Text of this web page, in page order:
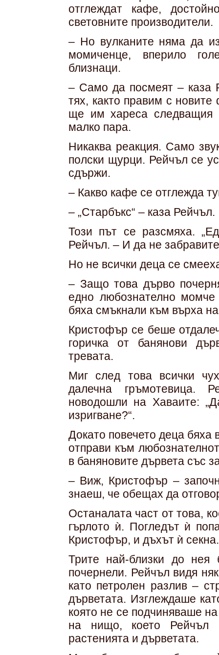
отглеждат кафе,
световните производители.
– Но вулканите няма да
момиченце, вперило
близнаци.
– Само да посмеят – каза
тях, както правим с
ще им хареса следващия
малко пара.
Никаква реакция. Само
полски щурци. Рейчъл се
сдържи.
– Какво кафе се отглежда
– „Старбъкс“ – каза Рейчъл.
Този път се разсмяха.
Рейчъл. – И да не
Но не всички деца се
– Защо това дърво
едно любознателно
бяха смъкнали към върха
Кристофър се беше
горичка от банянови
тревата.
Миг след това всички
далечна гръмотевица.
новодошли на Хаваите:
изригване?“.
Докато повечето деца бяха
отправи към
в баняновите дървета със
– Виж, Кристофър –
знаеш, че обещах да
Останалата част от това,
гърлото ѝ. Погледът ѝ
Кристофър, и дъхът ѝ секна.
Трите най-близки до нея
почернели. Рейчъл видя
като петролен разлив –
дърветата. Изглеждаше
която не се подчиняваше
на нищо, което Рейчъл
растенията и дърветата.